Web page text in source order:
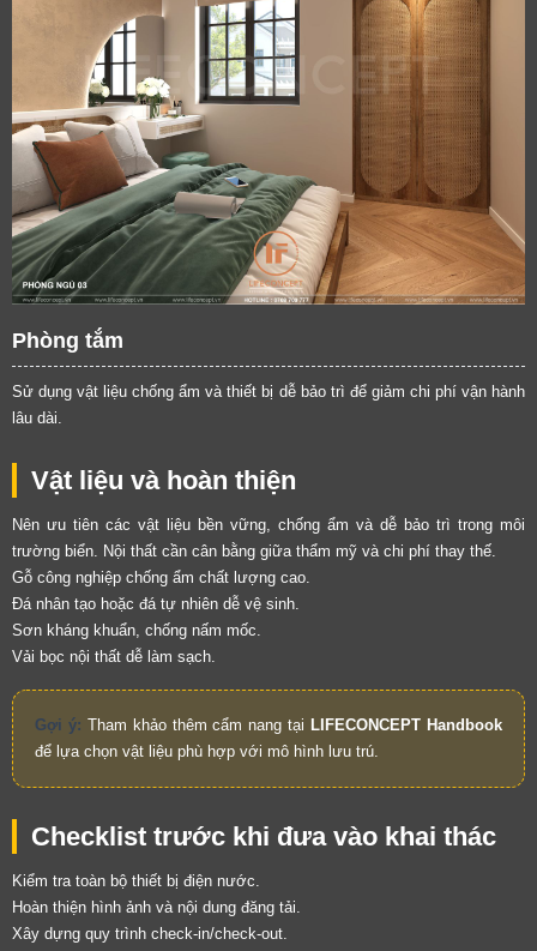
Phòng tắm
Sử dụng vật liệu chống ẩm và thiết bị dễ bảo trì để giảm chi phí vận hành
lâu dài.
Vật liệu và hoàn thiện
Nên ưu tiên các vật liệu bền vững, chống ẩm và dễ bảo trì trong môi
trường biển. Nội thất cần cân bằng giữa thẩm mỹ và chi phí thay thế.
Gỗ công nghiệp chống ẩm chất lượng cao.
Đá nhân tạo hoặc đá tự nhiên dễ vệ sinh.
Sơn kháng khuẩn, chống nấm mốc.
Vải bọc nội thất dễ làm sạch.
Gợi ý: Tham khảo thêm cẩm nang tạiLIFECONCEPT Handbook
để lựa chọn vật liệu phù hợp với mô hình lưu trú.
Checklist trước khi đưa vào khai thác
Kiểm tra toàn bộ thiết bị điện nước.
Hoàn thiện hình ảnh và nội dung đăng tải.
Xây dựng quy trình check-in/check-out.